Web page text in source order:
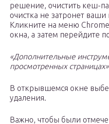
решение, очистить кеш-
очистка не затронет
Кликните на меню
окна, а затем перейдите
«Дополнительные
просмотренных страницах»
В открывшемся окне
удаления.
Важно, чтобы были